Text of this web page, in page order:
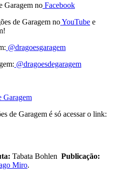
Garagem no Facebook
de Garagem noYouTube e
@dragoesgaragem
@dragoesdegaragem
Garagem
de Garagem é só acessar o link:
Tabata Bohlen Publicação:
Miro.